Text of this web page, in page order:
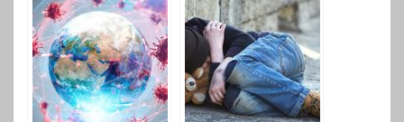
ერთპარტიულ
“პარლამენტში”